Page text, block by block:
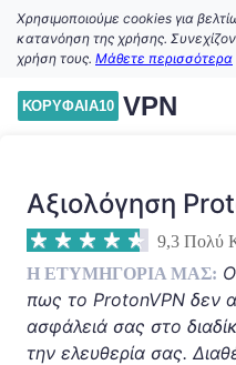
Χρησιμοποιούμε cookies για
κατανόηση της χρήσης.
χρήση τους. Μάθετε περισσότερα
ΚΟΡΥΦΑΊΑ10 VPN
Αξιολόγηση
9,3 Πολύ
Η ΕΤΥΜΗΓΟΡΊΑ ΜΑΣ:
πως το ProtonVPN δεν
ασφάλειά σας στο
την ελευθερία σας.